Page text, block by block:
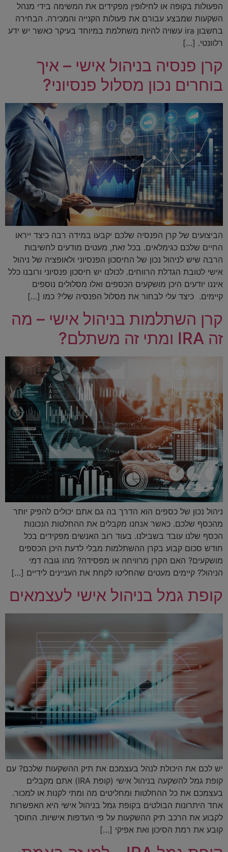
הפעולות בקופה או לחילופין מפקידים את המשימה בידי מנהל
השקעות שמבצע עבורם את פעולות הקנייה והמכירה. הבחירה
בחשבון ira עשויה להיות משתלמת במיוחד בעיקר כאשר יש ידע
רלוונטי. […]
קרן פנסיה בניהול אישי – איך
בוחרים נכון מסלול פנסיוני?
הביצועים של קרן הפנסיה שלכם יקבעו במידה רבה כיצד ייראו
החיים שלכם כגימלאים. בכל זאת, מעטים מודעים לחשיבות
הרבה שיש לניהול נכון של החיסכון הפנסיוני ולאופציה של ניהול
אישי לטובת הגדלת הרווחים. לכולנו יש חיסכון פנסיוני ורובנו כלל
איננו יודעים היכן מושקעים הכספים ואלו מסלולים נוספים
קיימים. כיצד עלי לבחור את מסלול הפנסיה שלי? כמו […]
קרן השתלמות בניהול אישי – מה
זה IRA ומתי זה משתלם?
ניהול נכון של כספים הוא הדרך בה גם אתם יכולים להפיק יותר
מהכסף שלכם. כאשר אנחנו מקבלים את ההחלטות הנכונות
הכסף שלנו עובד בשבילנו. בעוד רוב האנשים מפקידים בכל
חודש סכום קבוע בקרן ההשתלמות מבלי לדעת היכן הכספים
מושקעים? האם הקרן מרוויחה או מפסידה? מהו גובה דמי
הניהול? קיימים מעטים שהחליטו לקחת את העניינים לידיים […]
קופת גמל בניהול אישי לעצמאים
יש לכם את היכולת לנהל בעצמכם את תיק ההשקעות שלכם? עם
קופת גמל להשקעה בניהול אישי (קופת IRA) אתם מקבלים
בעצמכם את כל ההחלטות ומחליטים מה ומתי לקנות או למכור.
אחד היתרונות הבולטים בקופת גמל בניהול אישי היא האפשרות
לקבוע את הרכב תיק ההשקעות על פי העדפות אישיות. החוסך
קובע את רמת הסיכון ואת אפיקי […]